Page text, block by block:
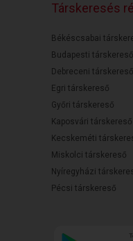
Társkeresés
Békéscsabai
Budapesti társkereső
Debreceni társkereső
Egri társkereső
Győri társkereső
Kaposvári társkereső
Kecskeméti
Miskolci társkereső
Nyíregyházi
Pécsi társkereső